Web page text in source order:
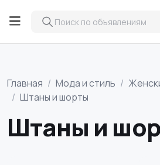
Главная Мода и стиль
Штаны и шорты
Штаны и